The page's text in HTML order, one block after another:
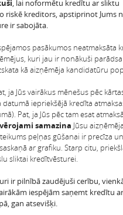
, lai noformētu kredītu ar sliktu
riskē kreditors, apstiprinot Jums
ir sabojāta.
pasākumos neatmaksāta
kuri jau ir nonākuši
kā aizņēmēja kandidatūru
ja Jūs vairākus mēnešus pēc
iepriekšējā kredīta
Pat, ja Jūs pēc tam esat
samazina Jūsu
peļņas gūšanai ir precīza un
ar grafiku. Starp citu,
sliktai kredītvēsturei.
ir pilnībā zaudējuši cerību,
iespējām saņemt kredītu
gan atsevišķi.